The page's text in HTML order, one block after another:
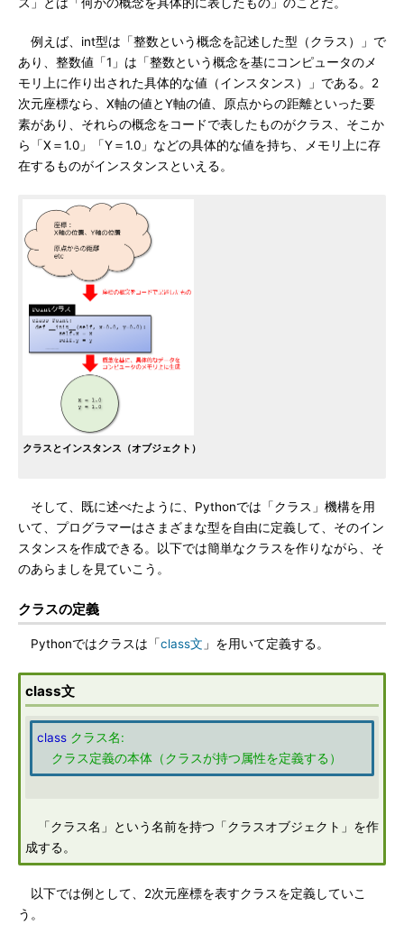
例えば、int型は「整数という概念を記述した型（クラス）」で
あり、整数値「1」は「整数という概念を基にコンピュータのメ
モリ上に作り出された具体的な値（インスタンス）」である。2
次元座標なら、X軸の値とY軸の値、原点からの距離といった要
素があり、それらの概念をコードで表したものがクラス、そこか
ら「X＝1.0」「Y＝1.0」などの具体的な値を持ち、メモリ上に存
在するものがインスタンスといえる。
クラスとインスタンス（オブジェクト）
そして、既に述べたように、Pythonでは「クラス」機構を用
いて、プログラマーはさまざまな型を自由に定義して、そのイン
スタンスを作成できる。以下では簡単なクラスを作りながら、そ
のあらましを見ていこう。
クラスの定義
Pythonではクラスは「class文 」を用いて定義する。
class文
class クラス名:
クラス定義の本体（クラスが持つ属性を定義する）
「クラス名」という名前を持つ「クラスオブジェクト」を作
成する。
以下では例として、2次元座標を表すクラスを定義していこ
う。